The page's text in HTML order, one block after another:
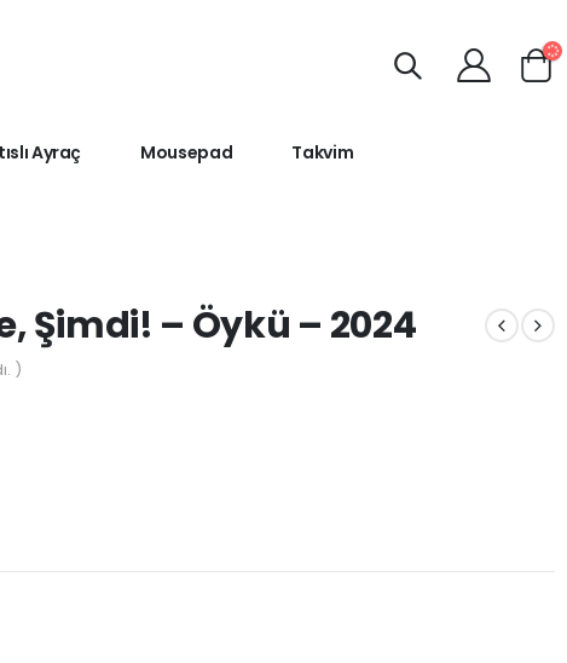
Ayraç Mousepad
Takvim
Şimdi! – Öykü – 2024
)